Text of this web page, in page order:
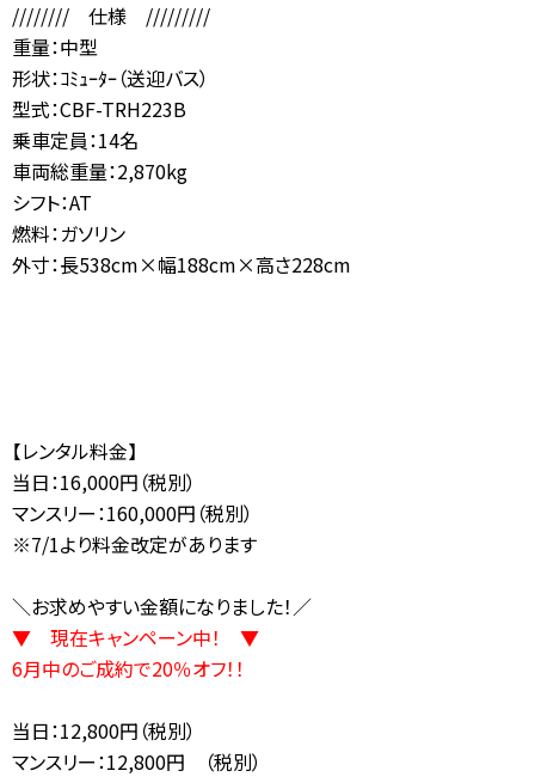
//////// 仕様 /////////
重量：中型
形状：ｺﾐｭｰﾀｰ（送迎バス）
型式：CBF-TRH223B
乗車定員：14名
車両総重量：2,870kg
シフト：AT
燃料：ガソリン
外寸：長538cm×幅188cm×高さ228cm
【レンタル料金】
当日：16,000円（税別）
マンスリー：160,000円（税別）
※7/1より料金改定があります
＼お求めやすい金額になりました！／
▼ 現在キャンペーン中！ ▼
6月中のご成約で20％オフ！！
当日：12,800円（税別）
マンスリー：12,800円 （税別）